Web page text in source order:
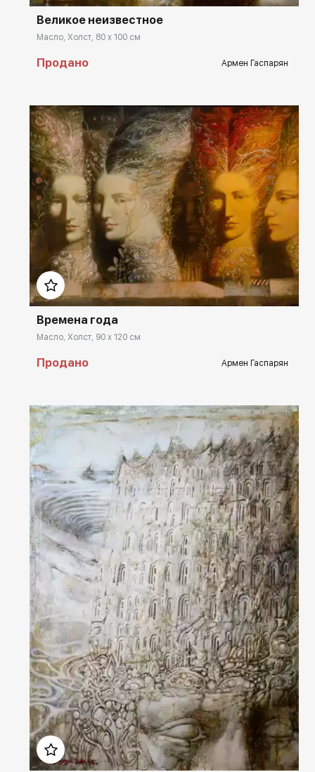
Великое неизвестное
Масло, Холст, 80 x 100 см
Продано Армен Гаспарян
Домен: rakovgallery.ru
Времена года
Масло, Холст, 90 x 120 см
Продано Армен Гаспарян
Домен: rakovgallery.ru